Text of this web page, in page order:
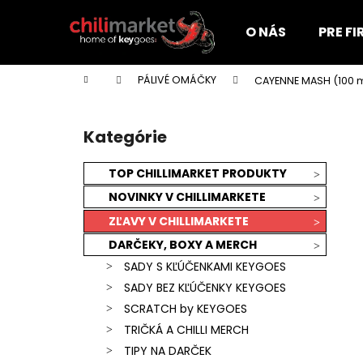
O NÁS PRE
Domov PÁLIVÉ OMÁČKY CAYENNE MASH (100
Preskočiť
kategórie
Kategórie
TOP CHILLIMARKET PRODUKTY
NOVINKY V CHILLIMARKETE
ZĽAVY V CHILLIMARKETE
DARČEKY, BOXY A MERCH
SADY S KĽÚČENKAMI KEYGOES
SADY BEZ KĽÚČENKY KEYGOES
SCRATCH by KEYGOES
TRIČKÁ A CHILLI MERCH
TIPY NA DARČEK
í
Späť
do
Späť
do
KEYGOES:CHILI ULTRA PÁLIVÉ (MORUGA